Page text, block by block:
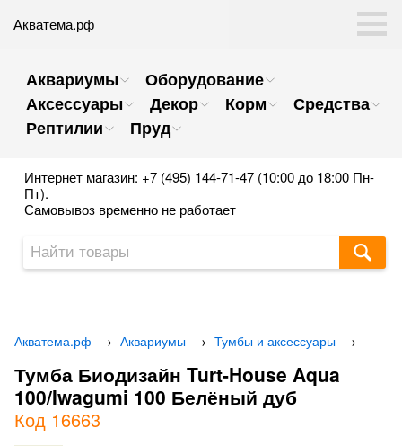
Акватема.рф
Аквариумы
Оборудование
Аксессуары
Декор Корм
Средства
Рептилии
Пруд
Интернет магазин: +7 (495) 144-71-47 (10:00 до 18:00 Пн-
Пт).
Самовывоз временно не работает
Акватема.рф → Аквариумы → Тумбы и аксессуары →
Тумба Биодизайн Turt-House Aqua
100/Iwagumi 100 Белёный дуб
Код 16663